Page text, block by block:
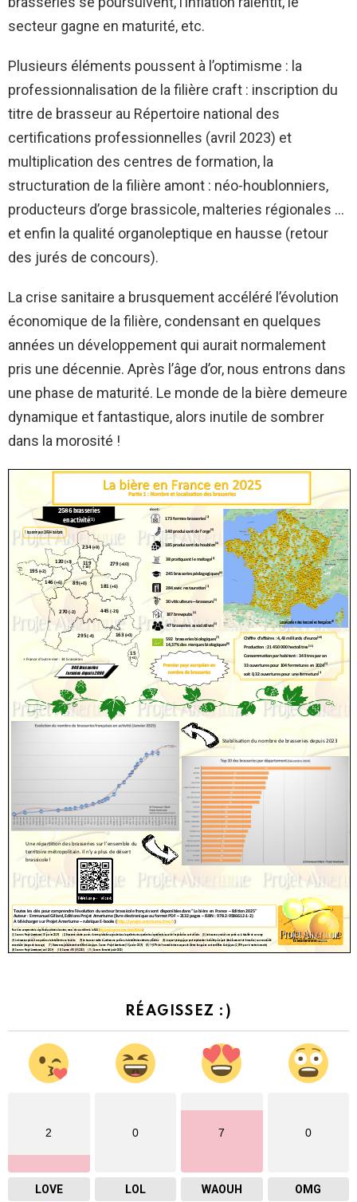
secteur gagne en maturité, etc.
Plusieurs éléments poussent à l’optimisme : la
professionnalisation de la filière craft : inscription du
titre de brasseur au Répertoire national des
certifications professionnelles (avril 2023) et
multiplication des centres de formation, la
structuration de la filière amont : néo-houblonniers,
producteurs d’orge brassicole, malteries régionales …
et enfin la qualité organoleptique en hausse (retour
des jurés de concours).
La crise sanitaire a brusquement accéléré l’évolution
économique de la filière, condensant en quelques
années un développement qui aurait normalement
pris une décennie. Après l’âge d’or, nous entrons dans
une phase de maturité. Le monde de la bière demeure
dynamique et fantastique, alors inutile de sombrer
dans la morosité !
RÉAGISSEZ :)
2
LOVE
0
LOL
7
WAOUH
0
OMG